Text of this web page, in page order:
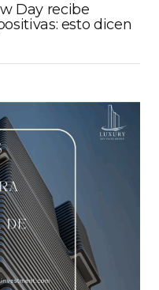
Day recibe
esto dicen